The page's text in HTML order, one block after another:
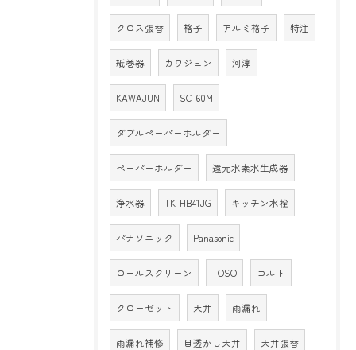
クロス張替 格子 アルミ格子 特注
紙巻器 カワジュン 河淳
KAWAJUN SC-60M
ダブルペーパーホルダー
ペーパーホルダー 還元水素水生成器
浄水器 TK-HB41JG キッチン水栓
パナソニック Panasonic
ロールスクリーン TOSO コルト
クローゼット 天井 雨漏れ
雨漏れ補修 目透かし天井 天井張替